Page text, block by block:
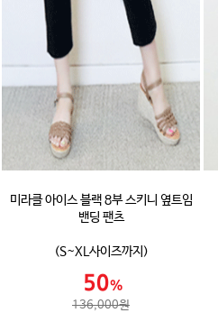
미라클 아이스 블랙 8부 스키니 옆트임
밴딩 팬츠
(S~XL사이즈까지)
136,000원